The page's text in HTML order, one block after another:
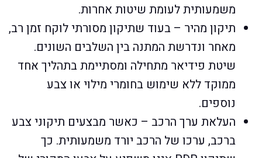
משמעותית לעומת שיטות אחרות.
תיקון מהיר – בעוד שתיקון מסורתי לוקח זמן רב,
מאחר ונדרשת המתנה בין השלבים השונים.
שיטת פידיאר מתחילה ומסתיימת בתהליך אחד
ממוקד ללא שימוש בחומרי מילוי או צבע
נוספים.
העלאת ערך הרכב – כאשר מבצעים תיקוני צבע
ברכב, ערכו של הרכב יורד משמעותית. כך